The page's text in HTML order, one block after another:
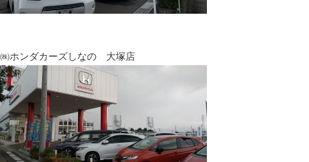
㈱ホンダカーズしなの 大塚店